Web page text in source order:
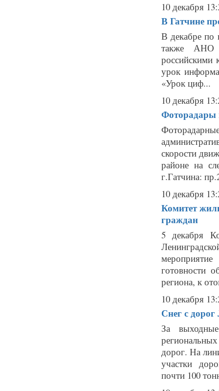
10 декабря
В Гатчине
В декабре по
также АНО
российскими
урок
«Урок циф...
10 декабря
Фоторадары
скорости
районе на
г.Гатчина:
10 декабря
Комитет
граждан
5 декабря
готовности
региона, к
10 декабря
Снег с
За
дорог. На
участки
почти 100